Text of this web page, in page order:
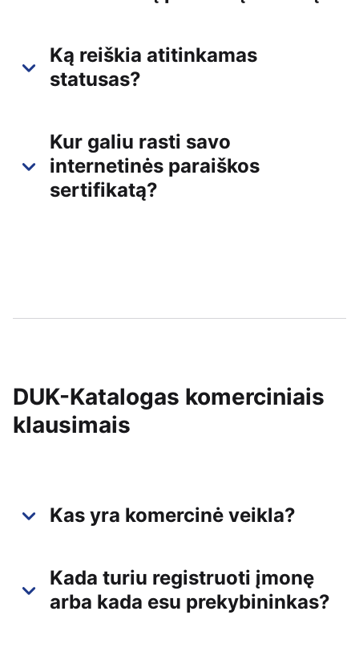
Ką reiškia atitinkamas
statusas?
Kur galiu rasti savo
internetinės paraiškos
sertifikatą?
DUK-Katalogas komerciniais
klausimais
Kas yra komercinė veikla?
Kada turiu registruoti įmonę
arba kada esu prekybininkas?